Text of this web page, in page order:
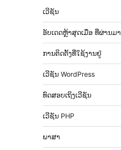
ຂໍ້ມູນ
ກຳກັບ
(Meta)
ເວີຊັນ
ອັບເດດຫຼ້າສຸດເມື່ອ ທີ່ຜ່ານມາ
ການຕິດຕັ້ງທີ່ໃຊ້ງານຢູ່
ເວີຊັນ WordPress
ທົດສອບເຖິງເວີຊັນ
ເວີຊັນ PHP
ພາສາ